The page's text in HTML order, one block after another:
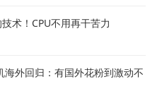
术！CPU不用再干苦力
外回归：有国外花粉到激动不